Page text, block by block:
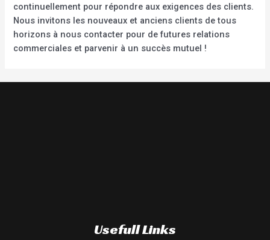
continuellement pour répondre aux exigences des clients.
Nous invitons les nouveaux et anciens clients de tous
horizons à nous contacter pour de futures relations
commerciales et parvenir à un succès mutuel !
Usefull Links